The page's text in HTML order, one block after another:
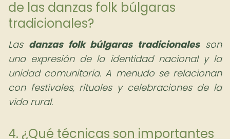
de las danzas folk búlgaras
tradicionales?
Las danzas folk búlgaras tradicionalesson
una expresión de la identidad nacional y la
unidad comunitaria. A menudo se relacionan
con festivales, rituales y celebraciones de la
vida rural.
4. ¿Qué técnicas son importantes